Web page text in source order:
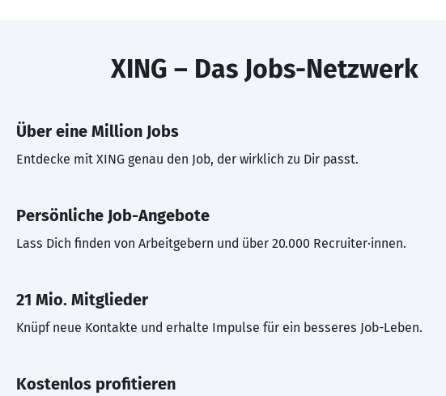
XING – Das Jobs-Netzwerk
Über eine Million Jobs
Entdecke mit XING genau den Job, der wirklich zu Dir passt.
Persönliche Job-Angebote
Lass Dich finden von Arbeitgebern und über 20.000 Recruiter·innen.
21 Mio. Mitglieder
Knüpf neue Kontakte und erhalte Impulse für ein besseres Job-Leben.
Kostenlos profitieren